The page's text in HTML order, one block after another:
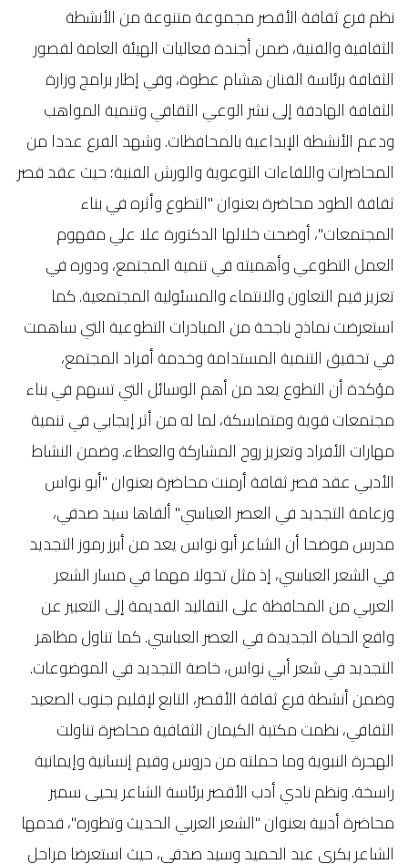
نظم فرع ثقافة الأقصر مجموعة متنوعة من الأنشطة
الثقافية والفنية، ضمن أجندة فعاليات الهيئة العامة لقصور
الثقافة برئاسة الفنان هشام عطوة، وفي إطار برامج وزارة
الثقافة الهادفة إلى نشر الوعي الثقافي وتنمية المواهب
ودعم الأنشطة الإبداعية بالمحافظات. وشهد الفرع عددا من
المحاضرات واللقاءات التوعوية والورش الفنية؛ حيث عقد قصر
ثقافة الطود محاضرة بعنوان "التطوع وأثره في بناء
المجتمعات"، أوضحت خلالها الدكتورة علا علي مفهوم
العمل التطوعي وأهميته في تنمية المجتمع، ودوره في
تعزيز قيم التعاون والانتماء والمسئولية المجتمعية. كما
استعرضت نماذج ناجحة من المبادرات التطوعية التي ساهمت
في تحقيق التنمية المستدامة وخدمة أفراد المجتمع،
مؤكدة أن التطوع يعد من أهم الوسائل التي تسهم في بناء
مجتمعات قوية ومتماسكة، لما له من أثر إيجابي في تنمية
مهارات الأفراد وتعزيز روح المشاركة والعطاء. وضمن النشاط
الأدبي عقد قصر ثقافة أرمنت محاضرة بعنوان "أبو نواس
وزعامة التجديد في العصر العباسي" ألقاها سيد صدقي،
مدرس موضحا أن الشاعر أبو نواس يعد من أبرز رموز التجديد
في الشعر العباسي، إذ مثل تحولا مهما في مسار الشعر
العربي من المحافظة على التقاليد القديمة إلى التعبير عن
واقع الحياة الجديدة في العصر العباسي. كما تناول مظاهر
التجديد في شعر أبي نواس، خاصة التجديد في الموضوعات.
وضمن أنشطة فرع ثقافة الأقصر، التابع لإقليم جنوب الصعيد
الثقافي، نظمت مكتبة الكيمان الثقافية محاضرة تناولت
الهجرة النبوية وما حملته من دروس وقيم إنسانية وإيمانية
راسخة. ونظم نادي أدب الأقصر برئاسة الشاعر يحيى سمير
محاضرة أدبية بعنوان "الشعر العربي الحديث وتطوره"، قدمها
الشاعر بكري عبد الحميد وسيد صدقي، حيث استعرضا مراحل